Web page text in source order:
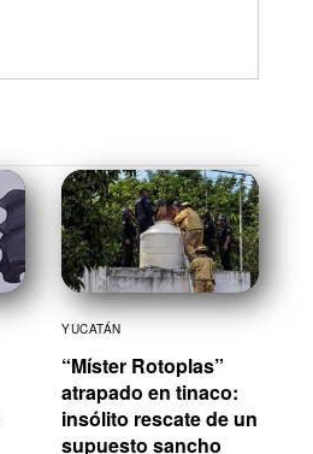
YUCATÁN
“Míster Rotoplas”
atrapado en tinaco:
insólito rescate de un
supuesto sancho